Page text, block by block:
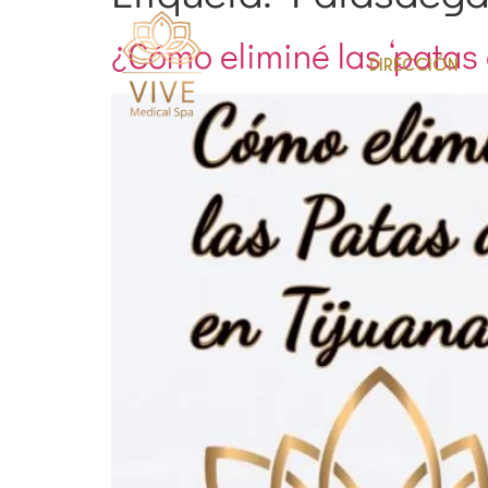
DIRECCIÓN
¿Cómo eliminé las